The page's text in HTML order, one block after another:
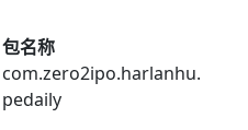
包名称
com.zero2ipo.harlanhu.
pedaily